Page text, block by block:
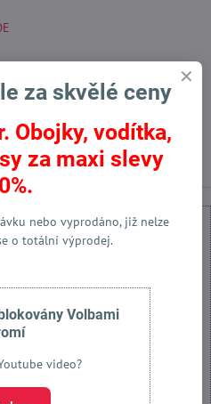
Reddit LinkedInWhatsApp
E-
mail
Následující produkt
Volbami soukromí
externí obsah?
jednou
za skvělé ceny
Obojky, vodítka,
za maxi slevy
nebo vyprodáno, již nelze
o totální výprodej.
Volbami
video?